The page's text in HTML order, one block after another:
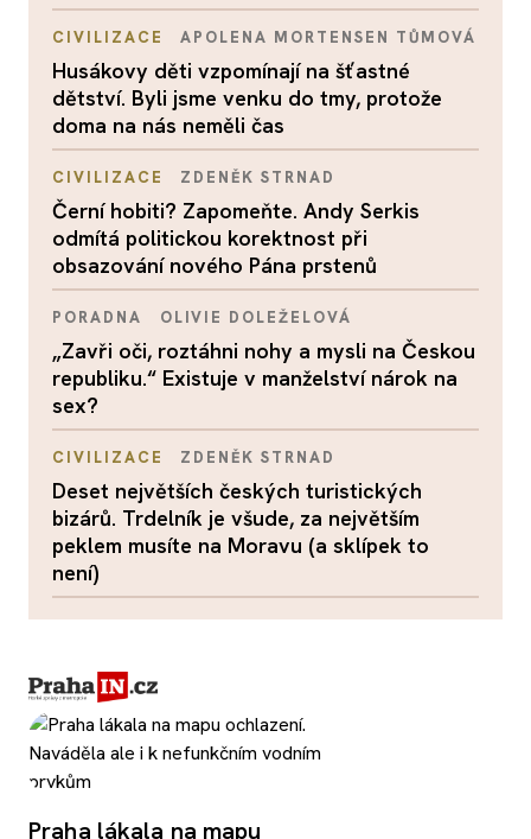
CIVILIZACE APOLENA MORTENSEN TŮMOVÁ
Husákovy děti vzpomínají na šťastné
dětství. Byli jsme venku do tmy, protože
doma na nás neměli čas
CIVILIZACE ZDENĚK STRNAD
Černí hobiti? Zapomeňte. Andy Serkis
odmítá politickou korektnost při
obsazování nového Pána prstenů
PORADNA OLIVIE DOLEŽELOVÁ
„Zavři oči, roztáhni nohy a mysli na Českou
republiku.“ Existuje v manželství nárok na
sex?
CIVILIZACE ZDENĚK STRNAD
Deset největších českých turistických
bizárů. Trdelník je všude, za největším
peklem musíte na Moravu (a sklípek to
není)
Praha lákala na mapu